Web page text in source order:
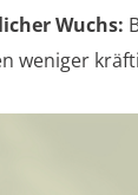
Wuchs:
weniger